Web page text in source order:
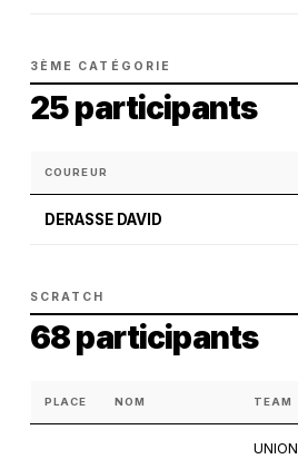
3ÈME CATÉGORIE
25 participants
COUREUR
DERASSE DAVID
SCRATCH
68 participants
PLACE NOM TEAM
UNION